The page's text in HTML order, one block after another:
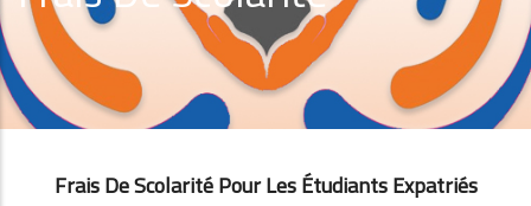
Frais De Scolarité Pour Les Étudiants ExpatriÉS